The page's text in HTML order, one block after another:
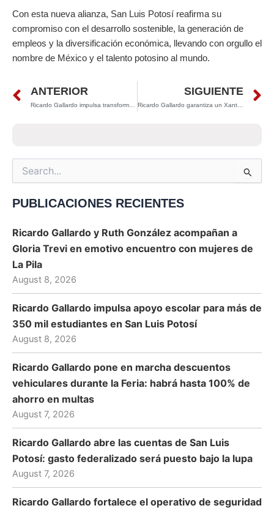
Con esta nueva alianza, San Luis Potosí reafirma su
compromiso con el desarrollo sostenible, la generación de
empleos y la diversificación económica, llevando con orgullo el
nombre de México y el talento potosino al mundo.
Prev
ANTERIOR SIGUIENTE
Ricardo Gallardo garantiza un Xantolo seguro y con gran derrama económica en la Huasteca Potosina
Search
for:
PUBLICACIONES RECIENTES
Ricardo Gallardo y Ruth González acompañan a
Gloria Trevi en emotivo encuentro con mujeres de
La Pila
August 8, 2026
Ricardo Gallardo impulsa apoyo escolar para más de
350 mil estudiantes en San Luis Potosí
August 8, 2026
Ricardo Gallardo pone en marcha descuentos
vehiculares durante la Feria: habrá hasta 100% de
ahorro en multas
August 7, 2026
Ricardo Gallardo abre las cuentas de San Luis
Potosí: gasto federalizado será puesto bajo la lupa
August 7, 2026
Ricardo Gallardo fortalece el operativo de seguridad